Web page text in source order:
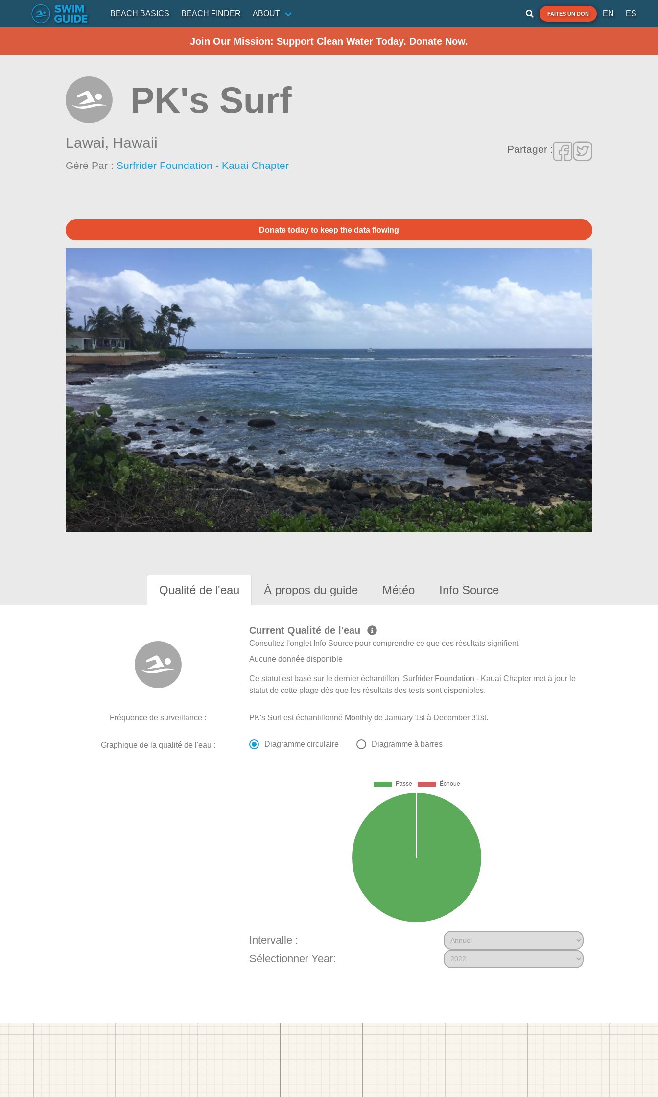
BEACH BASICS BEACH FINDER ABOUT FAITES UN DON EN ES
Join Our Mission: Support Clean Water Today. Donate Now.
PK's Surf
Lawai, Hawaii
Géré Par : Surfrider Foundation - Kauai Chapter
Partager :
Donate today to keep the data flowing
Qualité de l'eau À propos du guide Météo Info Source
Current Qualité de l'eau
Consultez l'onglet Info Source pour comprendre ce que ces résultats signifient
Aucune donnée disponible
Ce statut est basé sur le dernier échantillon. Surfrider Foundation - Kauai Chapter met à jour le
statut de cette plage dès que les résultats des tests sont disponibles.
Fréquence de surveillance : PK's Surf est échantillonné Monthly de January 1st à December 31st.
Graphique de la qualité de l'eau : Diagramme circulaire Diagramme à barres
Intervalle :
Sélectionner Year: